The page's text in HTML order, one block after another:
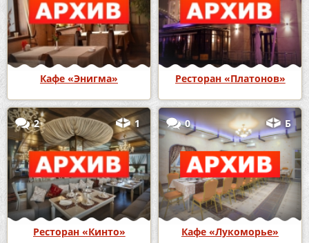
Кафе «Энигма» Ресторан «Платонов»
2 1
Ресторан «Кинто»
0 Б
Кафе «Лукоморье»